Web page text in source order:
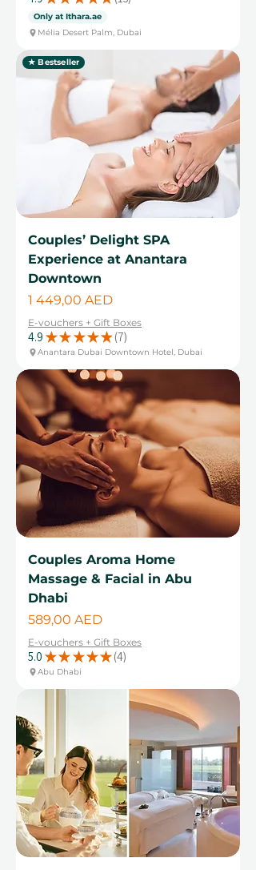
13
Only at Ithara.ae
Mélia Desert Palm, Dubai
★ Bestseller
Couples’ Delight SPA
Experience at Anantara
Downtown
Цена
1 449,00 AED
E-vouchers + Gift Boxes
4.9 ★ ★ ★ ★ ★ 7
7
Anantara Dubai Downtown Hotel, Dubai
Couples Aroma Home
Massage & Facial in Abu
Dhabi
Цена
589,00 AED
E-vouchers + Gift Boxes
5.0 ★ ★ ★ ★ ★ 4
4
Abu Dhabi